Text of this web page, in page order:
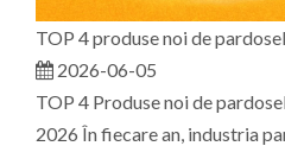
2026-06-05
TOP 4 Produse noi de
2026 În fiecare an, industria